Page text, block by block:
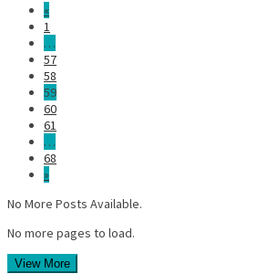
«
1
…
57
58
59
60
61
…
68
»
No More Posts Available.
No more pages to load.
View More